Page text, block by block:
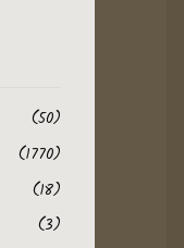
(50)
(1770)
(18)
(3)